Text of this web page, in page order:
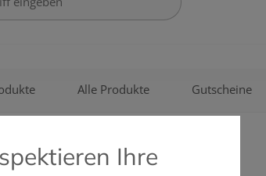
Alle Produkte Gutscheine
Ihre